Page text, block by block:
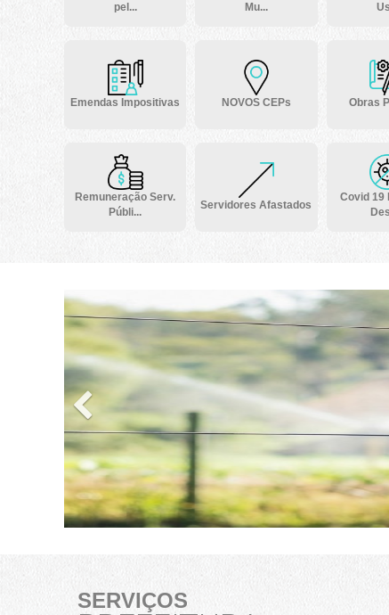
pel...
Mu...
Emendas Impositivas NOVOS CEPs Obras
Remuneração Serv.
Públi...
Servidores Afastados
Covid 19
Previous
SERVIÇOS